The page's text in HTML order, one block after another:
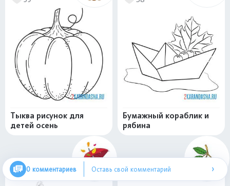
Тыква рисунок для
детей осень
Бумажный кораблик и
рябина
85 77
0 комментариев Оставь свой комментарий ›